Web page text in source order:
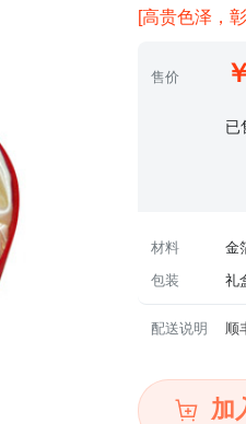
[高贵色泽，
售价
已
材料
金
包装
礼
配送说明 顺
加